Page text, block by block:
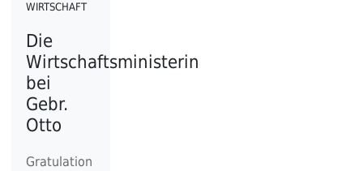
WIRTSCHAFT
Die
Wirtschaftsministerin
bei
Gebr.
Otto
Gratulation